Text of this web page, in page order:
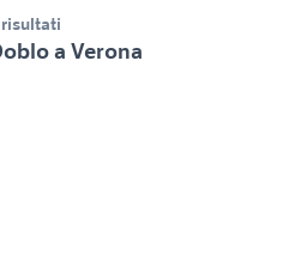
a Verona